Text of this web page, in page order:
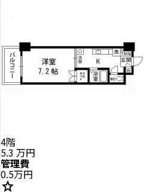
4階
5.3 万円
管理費
0.5万円
star